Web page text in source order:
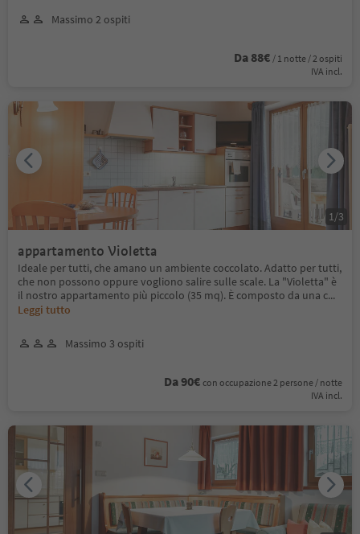
Massimo 2 ospiti
Da 88€ / 1 notte / 2 ospiti
IVA incl.
appartamento Violetta
Ideale per tutti, che amano un ambiente coccolato. Adatto per tutti,
che non possono oppure vogliono salire sulle scale. La "Violetta" è
il nostro appartamento più piccolo (35 mq). È composto da una c...
Leggi tutto
Massimo 3 ospiti
Da 90€ con occupazione 2 persone / notte
IVA incl.
1 /3